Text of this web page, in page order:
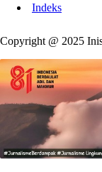
Indeks
Copyright @ 2025